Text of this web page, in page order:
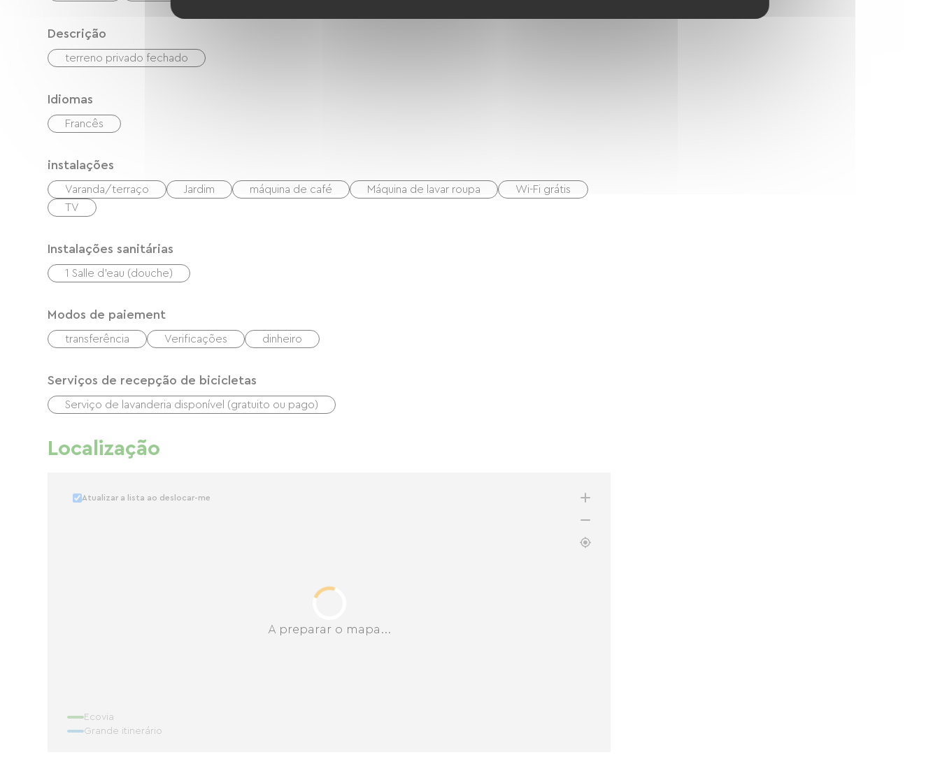
Descrição
terreno privado fechado
Idiomas
Francês
instalações
Varanda/terraço Jardim máquina de café Máquina de lavar roupa
Wi-Fi grátis
TV
Instalações sanitárias
1 Salle d'eau (douche)
Modos de paiement
transferência Verificações dinheiro
Serviços de recepção de bicicletas
Serviço de lavanderia disponível (gratuito ou pago)
Localização
A preparar o mapa...
Atualizar a lista ao deslocar-me
Ecovia
Grande itinerário